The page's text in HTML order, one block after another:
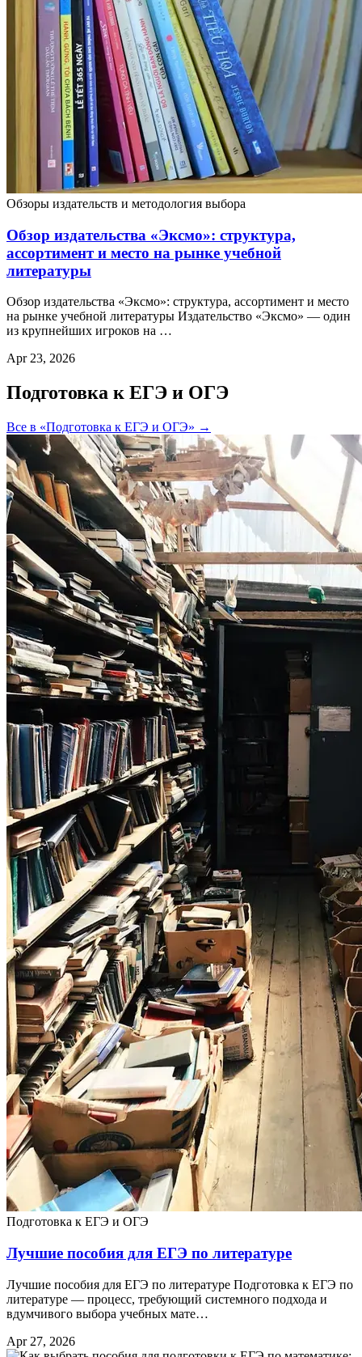
Обзоры издательств и методология выбора
Обзор издательства «Эксмо»: структура,
ассортимент и место на рынке учебной
литературы
Обзор издательства «Эксмо»: структура, ассортимент и место
на рынке учебной литературы Издательство «Эксмо» — один
из крупнейших игроков на …
Apr 23, 2026
Подготовка к ЕГЭ и ОГЭ
Все в «Подготовка к ЕГЭ и ОГЭ» →
Подготовка к ЕГЭ и ОГЭ
Лучшие пособия для ЕГЭ по литературе
Лучшие пособия для ЕГЭ по литературе Подготовка к ЕГЭ по
литературе — процесс, требующий системного подхода и
вдумчивого выбора учебных мате…
Apr 27, 2026